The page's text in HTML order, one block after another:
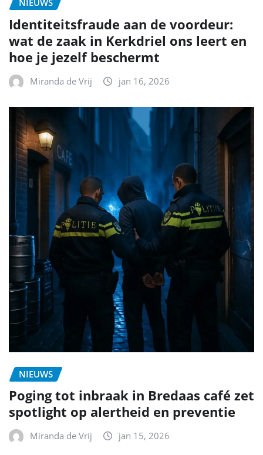
NIEUWS
Identiteitsfraude aan de voordeur:
wat de zaak in Kerkdriel ons leert en
hoe je jezelf beschermt
Miranda de Vrij jan 16, 2026
NIEUWS
Poging tot inbraak in Bredaas café zet
spotlight op alertheid en preventie
Miranda de Vrij jan 15, 2026